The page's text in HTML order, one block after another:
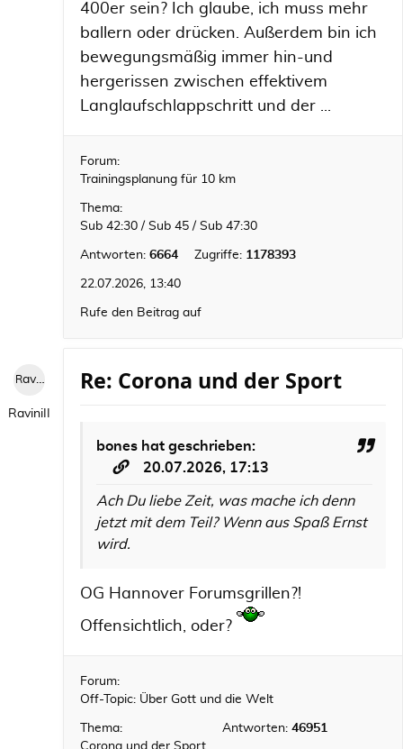
400er sein? Ich glaube, ich muss mehr
ballern oder drücken. Außerdem bin ich
bewegungsmäßig immer hin-und
hergerissen zwischen effektivem
Langlaufschlappschritt und der ...
Forum:
Trainingsplanung für 10 km
Thema:
Sub 42:30 / Sub 45 / Sub 47:30
Antworten: 6664 Zugriffe: 1178393
22.07.2026, 13:40
Rufe den Beitrag auf
RaviniII
RaviniII
Re: Corona und der Sport
bones hat geschrieben:
20.07.2026, 17:13
Ach Du liebe Zeit, was mache ich denn
jetzt mit dem Teil? Wenn aus Spaß Ernst
wird.
OG Hannover Forumsgrillen?!
Offensichtlich, oder?
Forum:
Off-Topic: Über Gott und die Welt
Thema:
Corona und der Sport
Antworten: 46951